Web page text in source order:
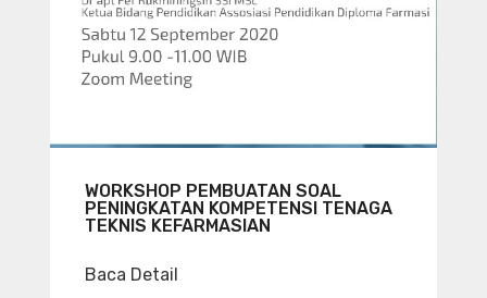
WORKSHOP PEMBUATAN SOAL
PENINGKATAN KOMPETENSI TENAGA
TEKNIS KEFARMASIAN
Baca Detail